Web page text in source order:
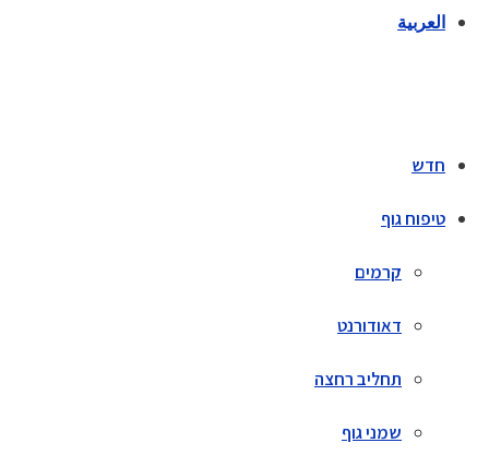
العربية
חדש
טיפוח גוף
קרמים
דאודורנט
תחליב רחצה
שמני גוף